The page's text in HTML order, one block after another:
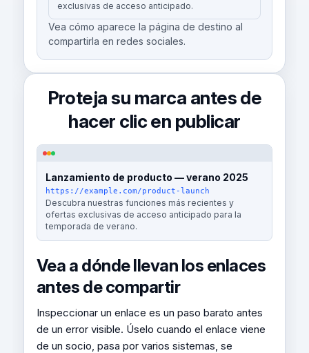
exclusivas de acceso anticipado.
Vea cómo aparece la página de destino al
compartirla en redes sociales.
Proteja su marca antes de
hacer clic en publicar
Lanzamiento de producto — verano 2025
https://example.com/product-launch
Descubra nuestras funciones más recientes y
ofertas exclusivas de acceso anticipado para la
temporada de verano.
Vea a dónde llevan los enlaces
antes de compartir
Inspeccionar un enlace es un paso barato antes
de un error visible. Úselo cuando el enlace viene
de un socio, pasa por varios sistemas, se